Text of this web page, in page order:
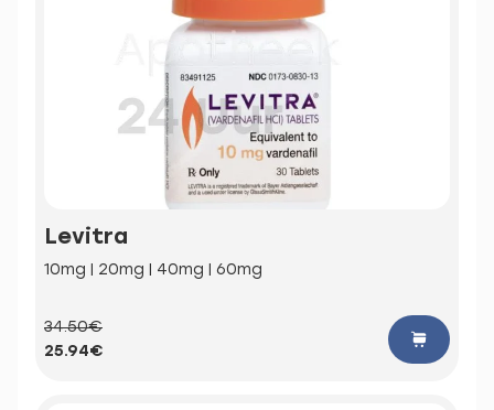
Levitra
10mg | 20mg | 40mg | 60mg
34.50€
25.94€